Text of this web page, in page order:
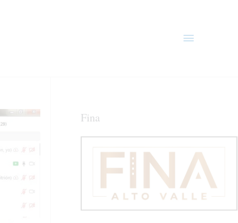
principal
Fina